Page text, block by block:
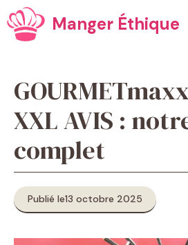
Aller
au
contenu
Manger Éthique
XXL AVIS :
complet
Publié le13 octobre 2025